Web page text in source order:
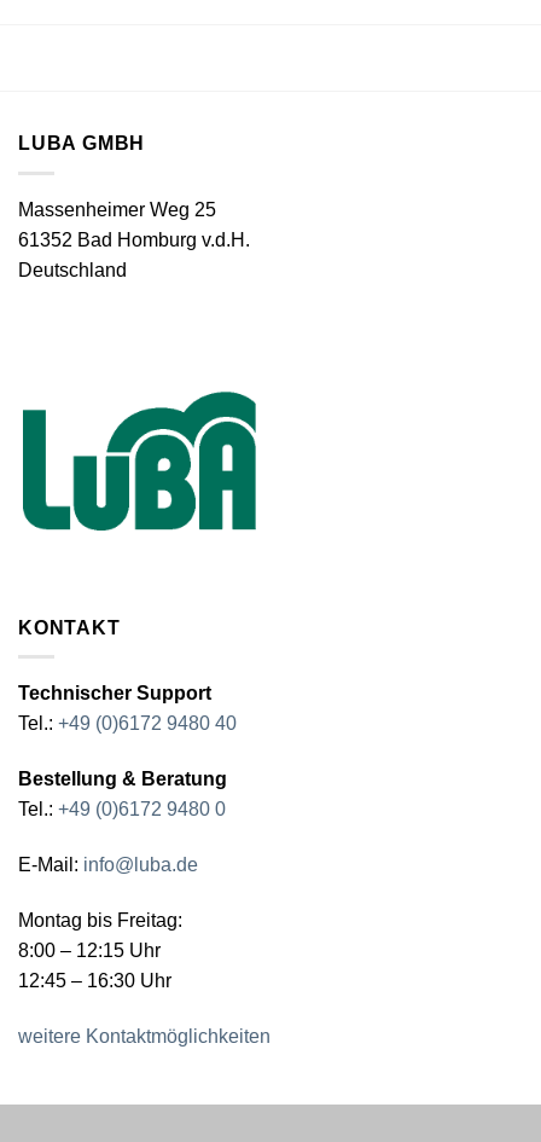
LUBA GMBH
Massenheimer Weg 25
61352 Bad Homburg v.d.H.
Deutschland
KONTAKT
Technischer Support
Tel.: +49 (0)6172 9480 40
Bestellung & Beratung
Tel.: +49 (0)6172 9480 0
E-Mail: info@luba.de
Montag bis Freitag:
8:00 – 12:15 Uhr
12:45 – 16:30 Uhr
weitere Kontaktmöglichkeiten